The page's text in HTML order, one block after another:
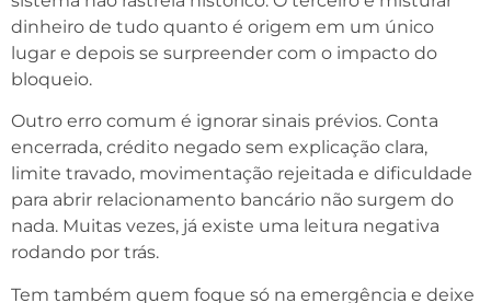
dinheiro de tudo quanto é origem em um único
lugar e depois se surpreender com o impacto do
bloqueio.
Outro erro comum é ignorar sinais prévios. Conta
encerrada, crédito negado sem explicação clara,
limite travado, movimentação rejeitada e dificuldade
para abrir relacionamento bancário não surgem do
nada. Muitas vezes, já existe uma leitura negativa
rodando por trás.
Tem também quem foque só na emergência e deixe